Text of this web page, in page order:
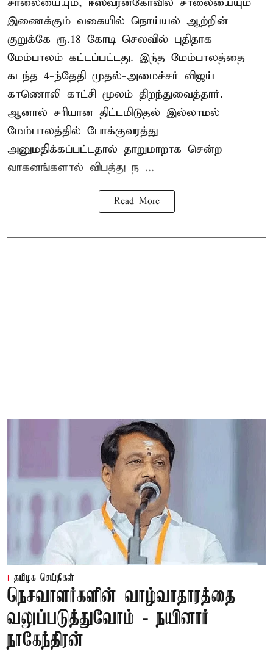
சாலையையும், ஈஸ்வரன்கோவில் சாலையையும்
இணைக்கும் வகையில் நொய்யல் ஆற்றின்
குறுக்கே ரூ.18 கோடி செலவில் புதிதாக
மேம்பாலம் கட்டப்பட்டது. இந்த மேம்பாலத்தை
கடந்த 4-ந்தேதி முதல்-அமைச்சர் விஜய்
காணொலி காட்சி மூலம் திறந்துவைத்தார்.
ஆனால் சரியான திட்டமிடுதல் இல்லாமல்
மேம்பாலத்தில் போக்குவரத்து
அனுமதிக்கப்பட்டதால் தாறுமாறாக சென்ற
வாகனங்களால் விபத்து ந ...
Read More
தமிழக செய்திகள்
நெசவாளர்களின் வாழ்வாதாரத்தை
வலுப்படுத்துவோம் - நயினார்
நாகேந்திரன்